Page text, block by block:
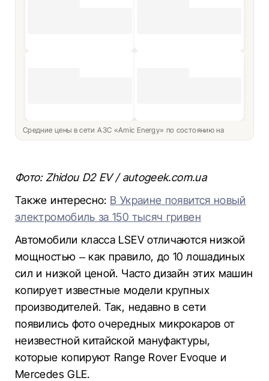
Средние цены в сети АЗС «Amic Energy» по состоянию на
Фото: Zhidou D2 EV / autogeek.com.ua
Также интересно: В Украине появится новый
электромобиль за 150 тысяч гривен
Автомобили класса LSEV отличаются низкой
мощностью – как правило, до 10 лошадиных
сил и низкой ценой. Часто дизайн этих машин
копирует известные модели крупных
производителей. Так, недавно в сети
появились фото очередных микрокаров от
неизвестной китайской мануфактуры,
которые копируют Range Rover Evoque и
Mercedes GLE.